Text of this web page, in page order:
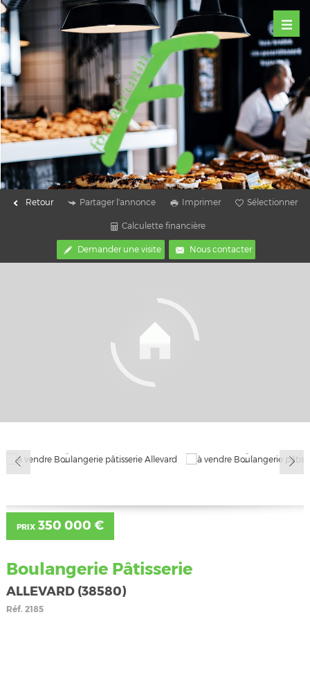
Retour Partager l'annonce Imprimer Sélectionner
Calculette financière
Demander une visite Nous contacter
PRIX350 000 €
Boulangerie Pâtisserie
ALLEVARD (38580)
Réf.2185